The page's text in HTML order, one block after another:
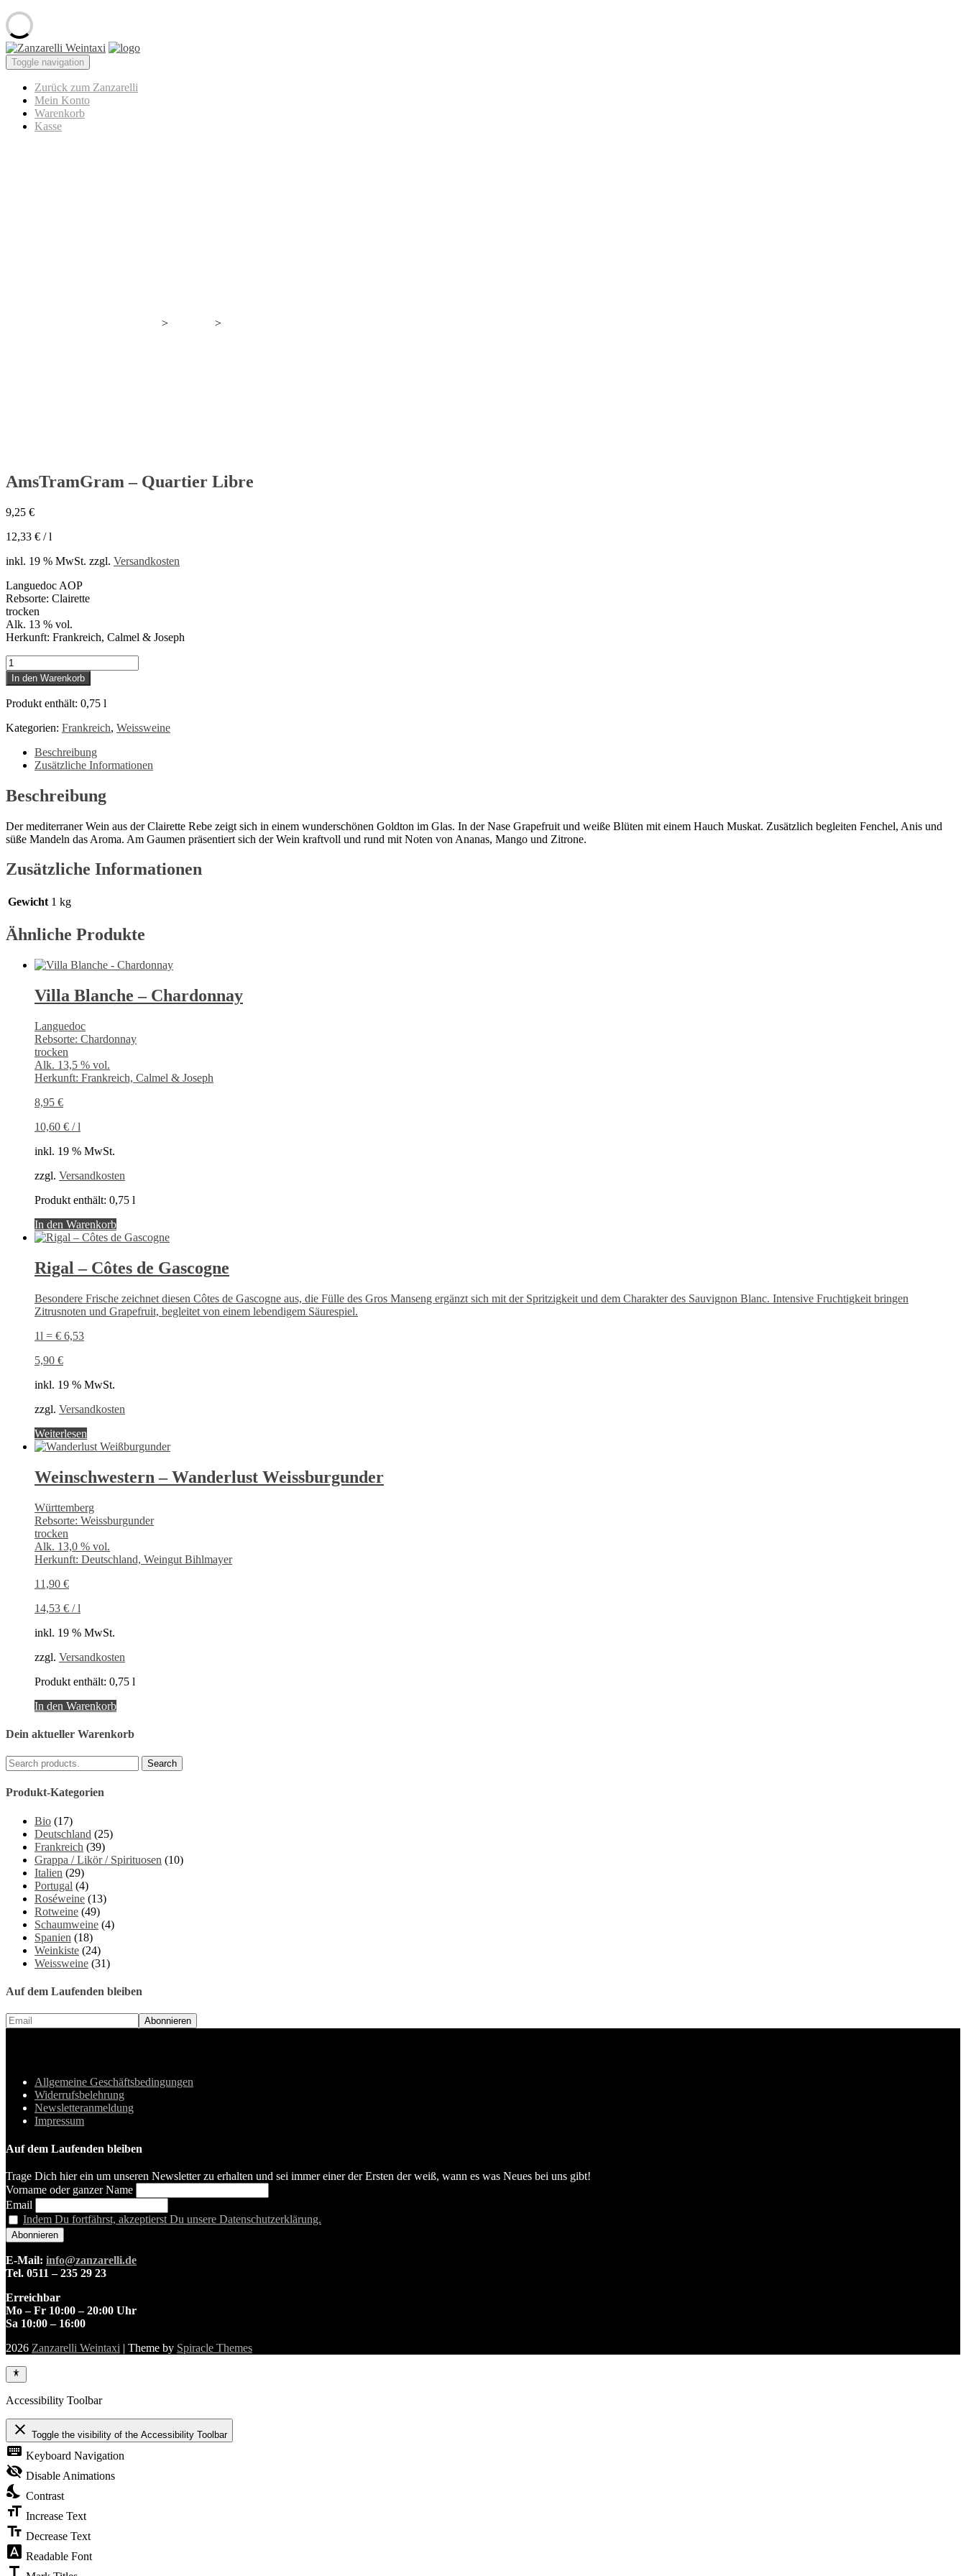
Skip
to
content
Zanzarelli
Weintaxi
Toggle navigation
Zurück zum Zanzarelli
Mein Konto
Warenkorb
Kasse
> >
AmsTramGram – Quartier Libre
9,25 €
12,33 € /l
inkl. 19 % MwSt. zzgl. Versandkosten
Languedoc AOP
Rebsorte: Clairette
trocken
Alk. 13 % vol.
Herkunft: Frankreich, Calmel & Joseph
AmsTramGram
-
Quartier
Libre
In den Warenkorb
Produkt enthält: 0,75 l
Kategorien: Frankreich, Weissweine
Beschreibung
Zusätzliche Informationen
Beschreibung
Der mediterraner Wein aus der Clairette Rebe zeigt sich in einem wunderschönen Goldton im Glas. In der Nase Grapefruit und weiße Blüten mit einem Hauch Muskat. Zusätzlich begleiten Fenchel, Anis und
süße Mandeln das Aroma. Am Gaumen präsentiert sich der Wein kraftvoll und rund mit Noten von Ananas, Mango und Zitrone.
Zusätzliche Informationen
Gewicht 1 kg
Ähnliche Produkte
Villa Blanche – Chardonnay
Languedoc
Rebsorte: Chardonnay
trocken
Alk. 13,5 % vol.
Herkunft: Frankreich, Calmel & Joseph
8,95 €
10,60 € /l
inkl. 19 % MwSt.
zzgl. Versandkosten
Produkt enthält: 0,75 l
In den Warenkorb
Rigal – Côtes de Gascogne
Besondere Frische zeichnet diesen Côtes de Gascogne aus, die Fülle des Gros Manseng ergänzt sich mit der Spritzigkeit und dem Charakter des Sauvignon Blanc. Intensive Fruchtigkeit bringen
Zitrusnoten und Grapefruit, begleitet von einem lebendigem Säurespiel.
1l = € 6,53
5,90 €
inkl. 19 % MwSt.
zzgl. Versandkosten
Weiterlesen
Weinschwestern – Wanderlust Weissburgunder
Württemberg
Rebsorte: Weissburgunder
trocken
Alk. 13,0 % vol.
Herkunft: Deutschland, Weingut Bihlmayer
11,90 €
14,53 € /l
inkl. 19 % MwSt.
zzgl. Versandkosten
Produkt enthält: 0,75 l
In den Warenkorb
Dein aktueller Warenkorb
Produkt-Kategorien
Bio (17)
Deutschland (25)
Frankreich (39)
Grappa / Likör / Spirituosen (10)
Italien (29)
Portugal (4)
Roséweine (13)
Rotweine (49)
Schaumweine (4)
Spanien (18)
Weinkiste (24)
Weissweine (31)
Auf dem Laufenden bleiben
Allgemeine Geschäftsbedingungen
Widerrufsbelehrung
Newsletteranmeldung
Impressum
Auf dem Laufenden bleiben
Trage Dich hier ein um unseren Newsletter zu erhalten und sei immer einer der Ersten der weiß, wann es was Neues bei uns gibt!
Vorname oder ganzer Name
Email
Indem Du fortfährst, akzeptierst Du unsere Datenschutzerklärung.
E-Mail: info@zanzarelli.de
Tel. 0511 – 235 29 23
Erreichbar
Mo – Fr 10:00 – 20:00 Uhr
Sa 10:00 – 16:00
2026 Zanzarelli Weintaxi | Theme by Spiracle Themes
Accessibility Toolbar
close Toggle the visibility of the Accessibility Toolbar
keyboard Keyboard Navigation
visibility_off Disable Animations
nights_stay Contrast
format_size Increase Text
text_fields Decrease Text
font_download Readable Font
title